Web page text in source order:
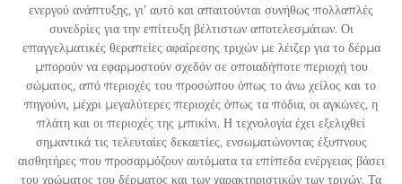
ενεργού ανάπτυξης, γι’ αυτό και απαιτούνται συνήθως πολλαπλές
συνεδρίες για την επίτευξη βέλτιστων αποτελεσμάτων. Οι
επαγγελματικές θεραπείες αφαίρεσης τριχών με λέιζερ για το δέρμα
μπορούν να εφαρμοστούν σχεδόν σε οποιαδήποτε περιοχή του
σώματος, από περιοχές του προσώπου όπως το άνω χείλος και το
πηγούνι, μέχρι μεγαλύτερες περιοχές όπως τα πόδια, οι αγκώνες, η
πλάτη και οι περιοχές της μπικίνι. Η τεχνολογία έχει εξελιχθεί
σημαντικά τις τελευταίες δεκαετίες, ενσωματώνοντας έξυπνους
αισθητήρες που προσαρμόζουν αυτόματα τα επίπεδα ενέργειας βάσει
του χρώματος του δέρματος και των χαρακτηριστικών των τριχών. Τα